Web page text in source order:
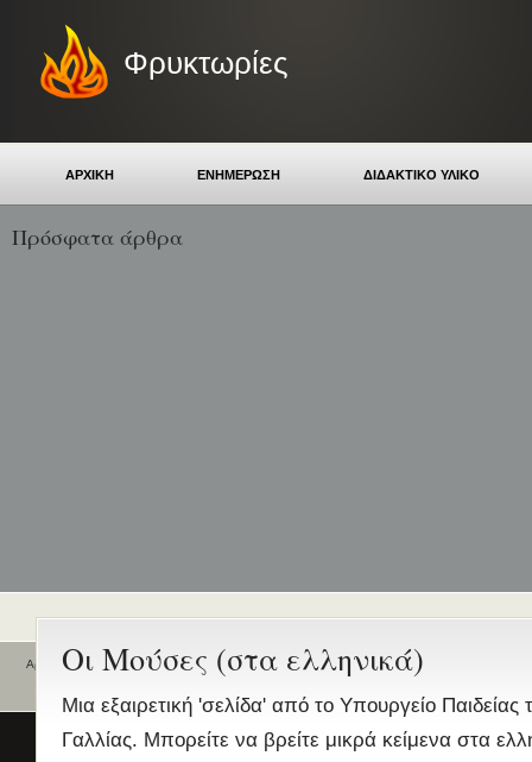
Φρυκτωρίες
ΑΡΧΙΚΗ ΕΝΗΜΕΡΩΣΗ ΔΙΔΑΚΤΙΚΟ ΥΛΙΚΟ
Πρόσφατα άρθρα
Οι Μούσες (στα ελληνικά)
Μια εξαιρετική 'σελίδα' από το Υπουργείο Παιδείας
Γαλλίας. Μπορείτε να βρείτε μικρά κείμενα στα
Αρχική
Ποιοι είναι εδώ
Είναι εδώ αυτή τη στιγμή0 χρήστες
Ενεργά θέματα
συζήτησης